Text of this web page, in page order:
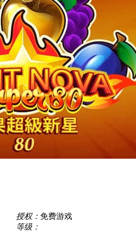
授权： 免费游戏
等级：